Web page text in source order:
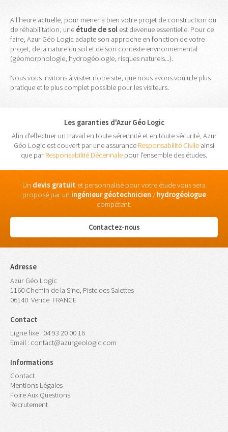
A l'heure actuelle, pour mener à bien votre projet de construction ou
de réhabilitation, une étude desol est devenue essentielle. Pour ce
faire, Azur Géo Logic adapte son approche en fonction de votre
projet, de la nature du sol et de son contexte environnemental
(géomorphologie, hydrogéologie, risques naturels...).
Nous vous invitons à visiter notre site, que nous avons voulu le plus
pratique et le plus complet possible pour les visiteurs.
Les garanties d'Azur Géo Logic
Afin d'effectuer un travail en toute sérennité et en toute sécurité, Azur
Géo Logic est couvert par une assurance Responsabilité Civile ainsi
que par Responsabilité Décennale pour l'ensemble des études.
Un devis gratuit et personnalisé pour votre étude vous sera
proposé par un ingénieur géotechnicien / hydrogéologue
compétent.
Contactez-nous
Adresse
Azur Géo Logic
1160 Chemin de la Sine, Piste des Salettes
06140 Vence FRANCE
Contact
Ligne fixe : 04 93 20 00 16
Email : contact@azurgeologic.com
Informations
Contact
Mentions Légales
Foire Aux Questions
Recrutement